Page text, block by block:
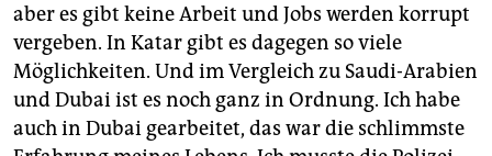
aber es gibt keine Arbeit und Jobs werden korrupt
vergeben. In Katar gibt es dagegen so viele
Möglichkeiten. Und im Vergleich zu Saudi-Arabien
und Dubai ist es noch ganz in Ordnung. Ich habe
auch in Dubai gearbeitet, das war die schlimmste